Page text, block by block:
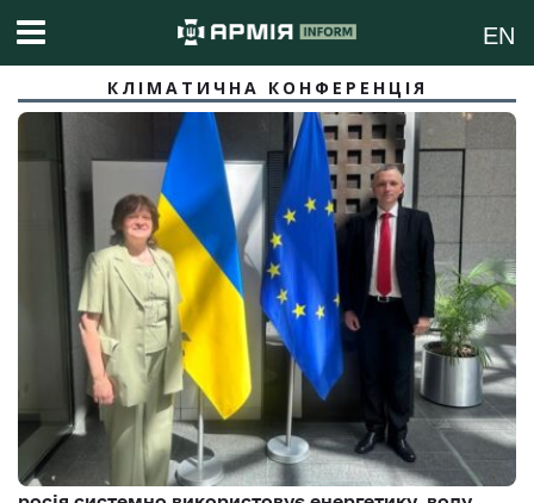
EN
КЛІМАТИЧНА КОНФЕРЕНЦІЯ